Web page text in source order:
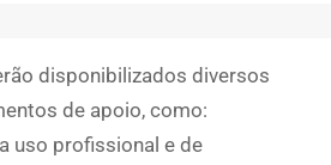
disponibilizados diversos
de apoio, como:
uso profissional e de